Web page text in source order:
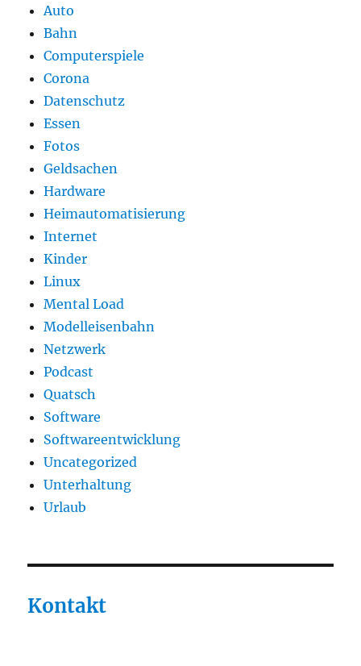
Auto
Bahn
Computerspiele
Corona
Datenschutz
Essen
Fotos
Geldsachen
Hardware
Heimautomatisierung
Internet
Kinder
Linux
Mental Load
Modelleisenbahn
Netzwerk
Podcast
Quatsch
Software
Softwareentwicklung
Uncategorized
Unterhaltung
Urlaub
Kontakt